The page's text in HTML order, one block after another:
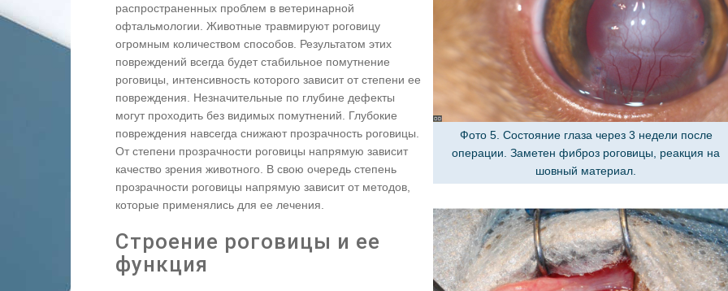
распространенных проблем в ветеринарной
офтальмологии. Животные травмируют роговицу
огромным количеством способов. Результатом этих
повреждений всегда будет стабильное помутнение
роговицы, интенсивность которого зависит от степени ее
повреждения. Незначительные по глубине дефекты
могут проходить без видимых помутнений. Глубокие
повреждения навсегда снижают прозрачность роговицы.
От степени прозрачности роговицы напрямую зависит
качество зрения животного. В свою очередь степень
прозрачности роговицы напрямую зависит от методов,
которые применялись для ее лечения.
Строение роговицы и ее
функция
Фото 5. Состояние глаза через 3 недели после
операции. Заметен фиброз роговицы, реакция на
шовный материал.